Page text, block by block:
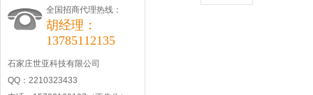
全国招商代理热线：
胡经理：
13785112135
石家庄世亚科技有限公司
QQ：2210323433